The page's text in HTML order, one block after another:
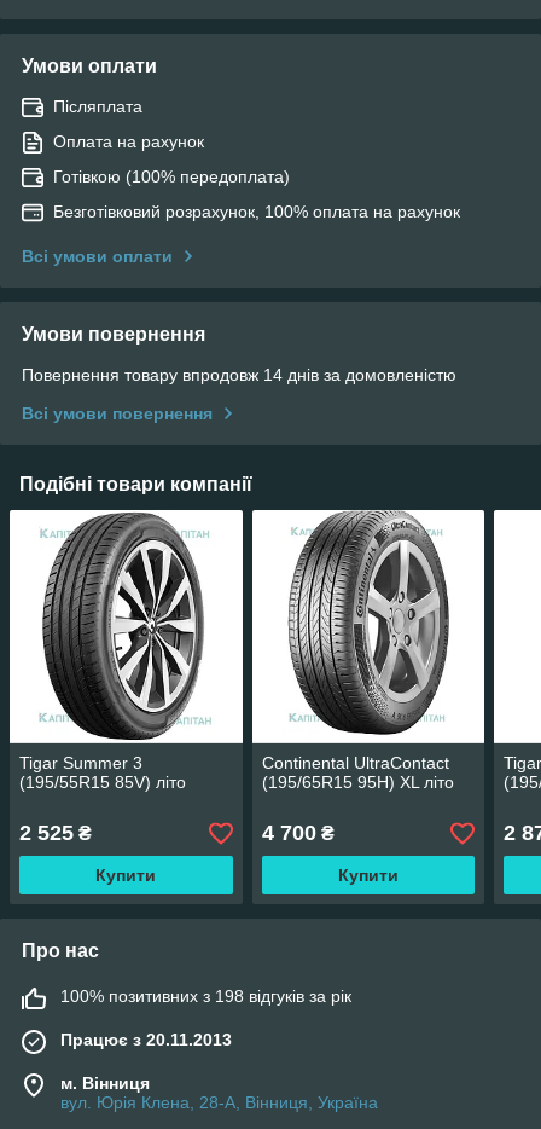
Умови оплати
Післяплата
Оплата на рахунок
Готівкою (100% передоплата)
Безготівковий розрахунок, 100% оплата на рахунок
Всі умови оплати
Умови повернення
Повернення товару впродовж 14 днів за домовленістю
Всі умови повернення
Подібні товари компанії
Tigar Summer 3
(195/55R15 85V) літо
2 525 ₴
Купити
Continental UltraContact
(195/65R15 95H) XL літо
4 700₴
Купити
2
Про нас
100% позитивних з 198 відгуків за рік
Працює з 20.11.2013
м. Вінниця
вул. Юрія Клена, 28-А, Вінниця, Україна